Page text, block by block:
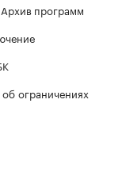
Архив программ
ограничениях